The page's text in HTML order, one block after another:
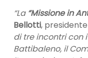
“La “Missione in
Bellotti,
di tre incontri con
Battibaleno, il